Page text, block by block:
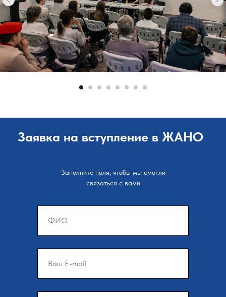
Заявка на вступление в ЖАНО
Заполните поля, чтобы мы смогли
связаться с вами